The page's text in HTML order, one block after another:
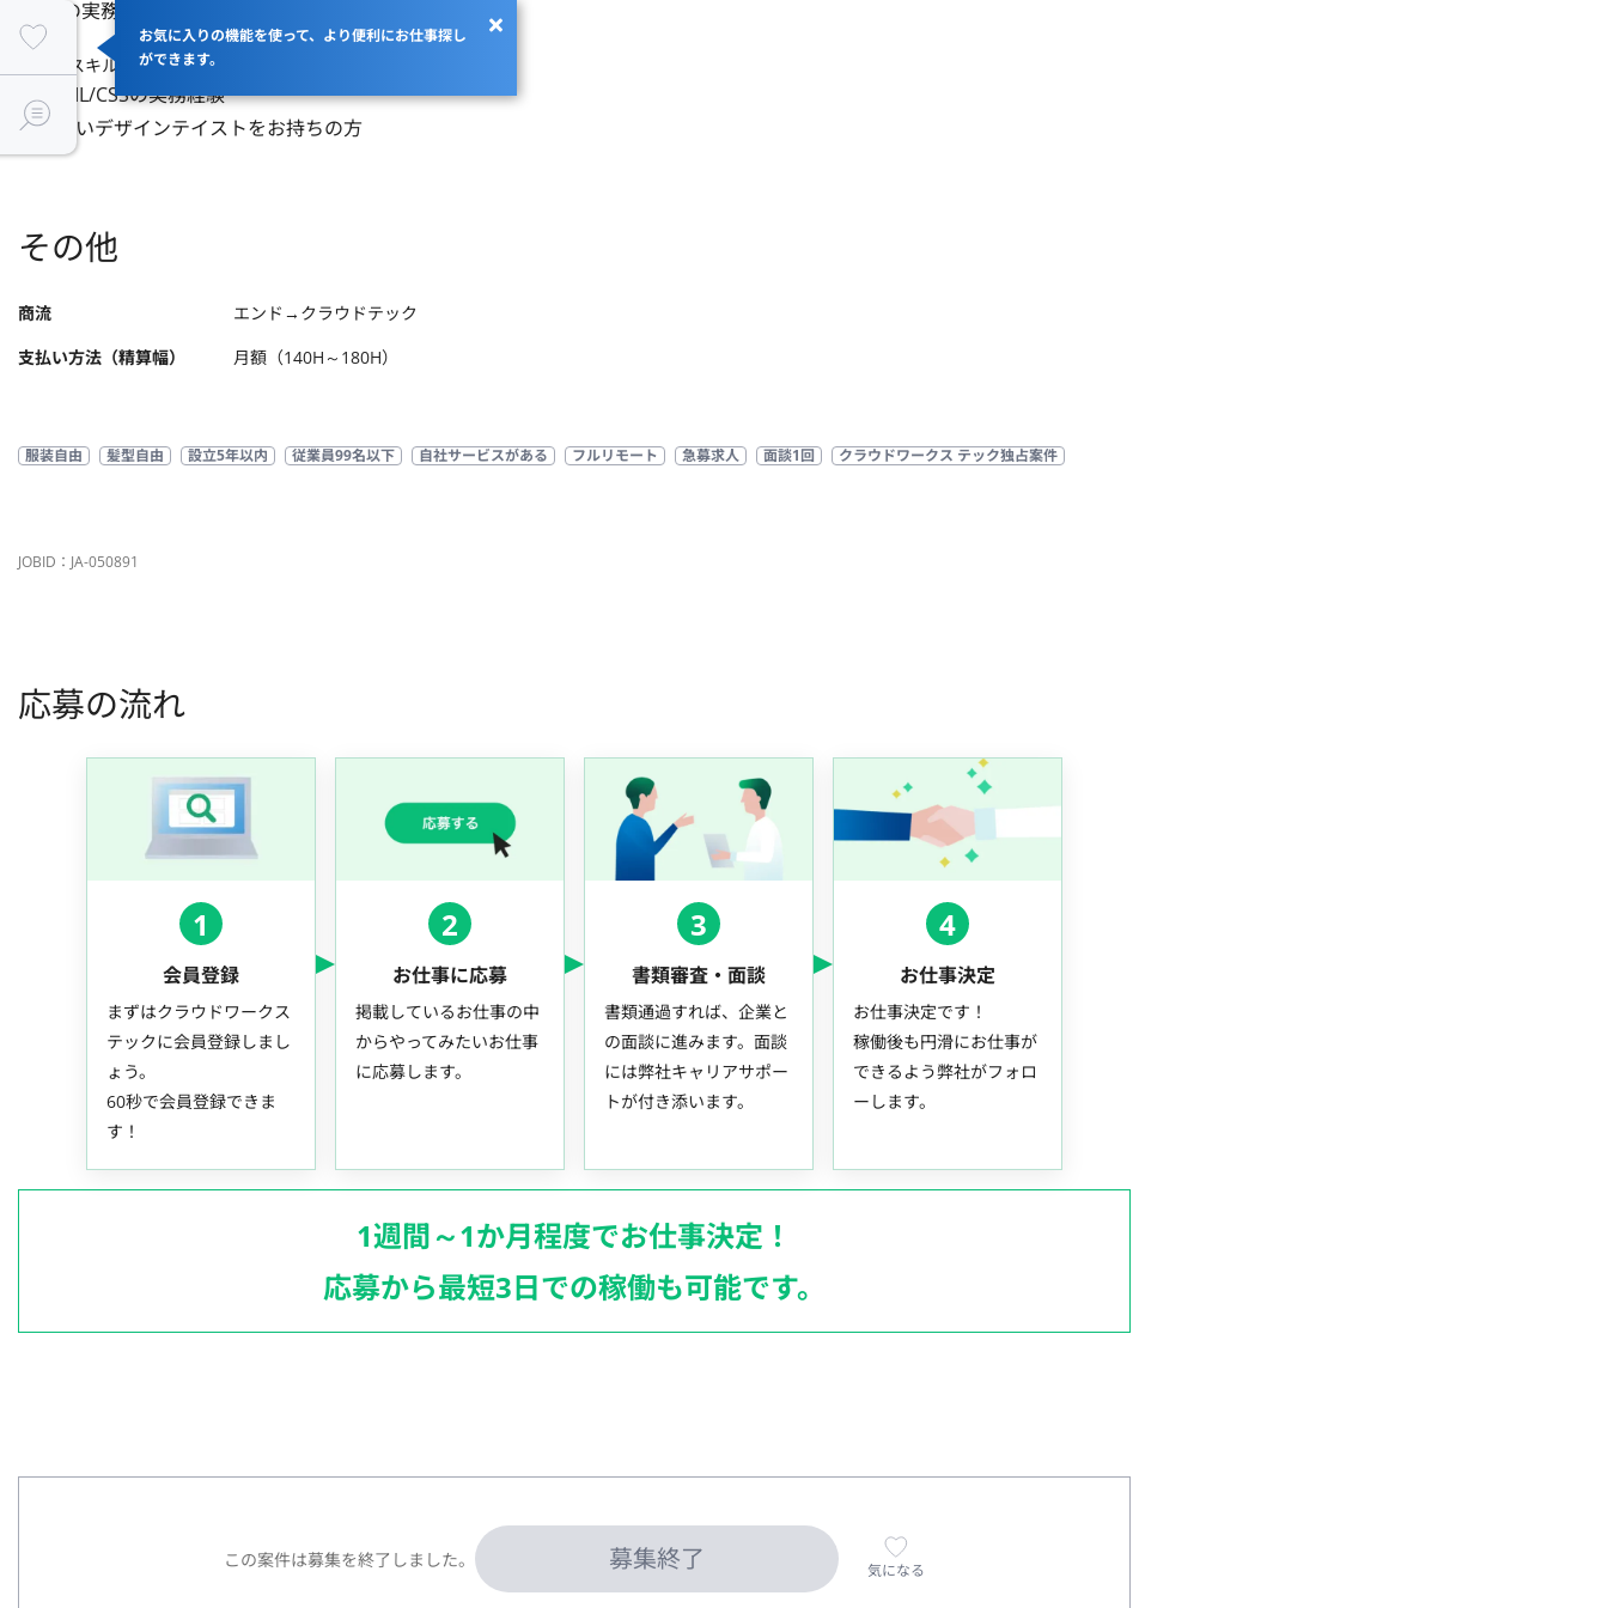
お気に入りの機能を使って、より便利にお仕事探し
ができます。
・XDの実務経験
【歓迎スキル】
・HTML/CSSの実務経験
・幅広いデザインテイストをお持ちの方
その他
商流
エンド→クラウドテック
支払い方法（精算幅）
月額（140H～180H）
服装自由 髪型自由 設立5年以内 従業員99名以下 自社サービスがある フルリモート 急募求人 面談1回 クラウドワークス テック独占案件
JOBID：JA-050891
応募の流れ
1
会員登録
まずはクラウドワークス
テックに会員登録しまし
ょう。
60秒で会員登録できま
す！
2
お仕事に応募
掲載しているお仕事の中
からやってみたいお仕事
に応募します。
3
書類審査・面談
書類通過すれば、企業と
の面談に進みます。面談
には弊社キャリアサポー
トが付き添います。
4
お仕事決定
お仕事決定です！
稼働後も円滑にお仕事が
できるよう弊社がフォロ
ーします。
1週間～1か月程度でお仕事決定！
応募から最短3日での稼働も可能です。
この案件は募集を終了しました。 募集終了 気になる